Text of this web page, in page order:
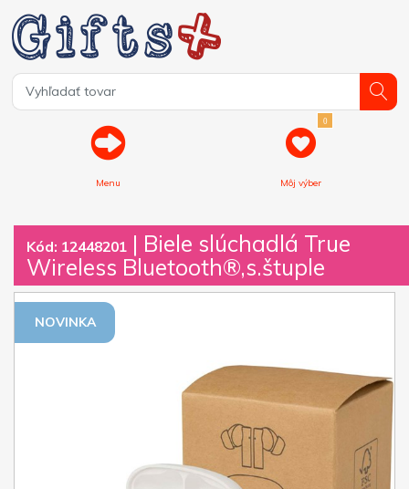
Menu
0
Môj výber
Kód: 12448201 | Biele slúchadlá True
Wireless Bluetooth®,s.štuple
NOVINKA